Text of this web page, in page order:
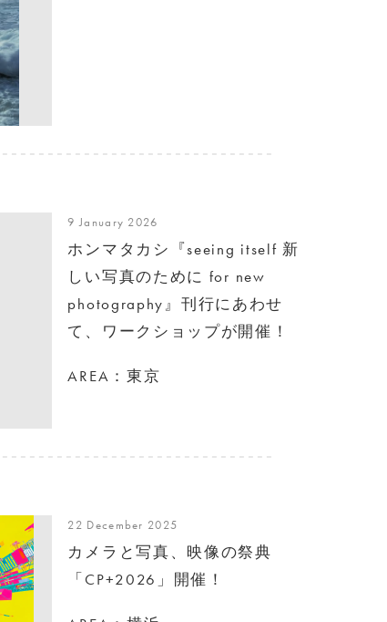
9 January 2026
ホンマタカシ『seeing itself 新
しい写真のために for new
photography』刊行にあわせ
て、ワークショップが開催！
AREA：東京
22 December 2025
カメラと写真、映像の祭典
「CP+2026」開催！